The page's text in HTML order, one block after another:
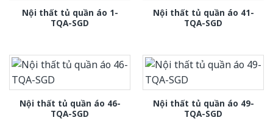
Nội thất tủ quần áo 1-
TQA-SGD
Nội thất tủ quần áo 41-
TQA-SGD
Nội thất tủ quần áo 46-
TQA-SGD
Nội thất tủ quần áo 49-
TQA-SGD